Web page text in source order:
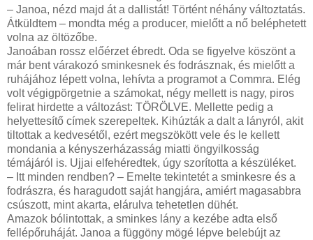
– Janoa, nézd majd át a dallistát! Történt néhány változtatás.
Átküldtem – mondta még a producer, mielőtt a nő beléphetett
volna az öltözőbe.
Janoában rossz előérzet ébredt. Oda se figyelve köszönt a
már bent várakozó sminkesnek és fodrásznak, és mielőtt a
ruhájához lépett volna, lehívta a programot a Commra. Elég
volt végigpörgetnie a számokat, négy mellett is nagy, piros
felirat hirdette a változást: TÖRÖLVE. Mellette pedig a
helyettesítő címek szerepeltek. Kihúzták a dalt a lányról, akit
tiltottak a kedvesétől, ezért megszökött vele és le kellett
mondania a kényszerházasság miatti öngyilkosság
témájáról is. Ujjai elfehéredtek, úgy szorította a készüléket.
– Itt minden rendben? – Emelte tekintetét a sminkesre és a
fodrászra, és haragudott saját hangjára, amiért magasabbra
csúszott, mint akarta, elárulva tehetetlen dühét.
Amazok bólintottak, a sminkes lány a kezébe adta első
fellépőruháját. Janoa a függöny mögé lépve belebújt az